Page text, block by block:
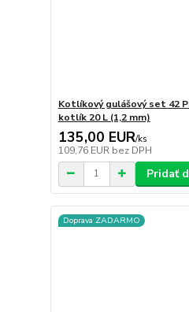
Kotlíkový gulášový set 42
kotlík 20 L (1,2 mm)
135,00 EUR/ks
109,76 EUR bez DPH
Pridať
Doprava ZADARMO